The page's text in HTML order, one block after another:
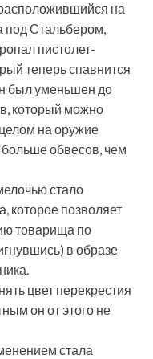
на
под Стальбером,
пистолет-
теперь спавнится
был уменьшен до
который можно
на оружие
обвесов, чем
стало
которое позволяет
товарища по
в образе
цвет перекрестия
он от этого не
стала